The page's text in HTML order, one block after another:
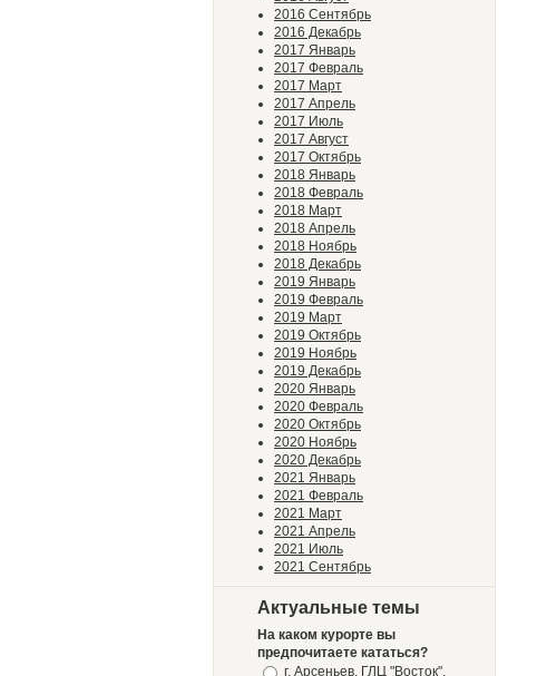
2016 Сентябрь
2016 Декабрь
2017 Январь
2017 Февраль
2017 Март
2017 Апрель
2017 Июль
2017 Август
2017 Октябрь
2018 Январь
2018 Февраль
2018 Март
2018 Апрель
2018 Ноябрь
2018 Декабрь
2019 Январь
2019 Февраль
2019 Март
2019 Октябрь
2019 Ноябрь
2019 Декабрь
2020 Январь
2020 Февраль
2020 Октябрь
2020 Ноябрь
2020 Декабрь
2021 Январь
2021 Февраль
2021 Март
2021 Апрель
2021 Июль
2021 Сентябрь
Актуальные темы
На каком курорте вы
предпочитаете кататься?
г. Арсеньев, ГЛЦ "Восток",